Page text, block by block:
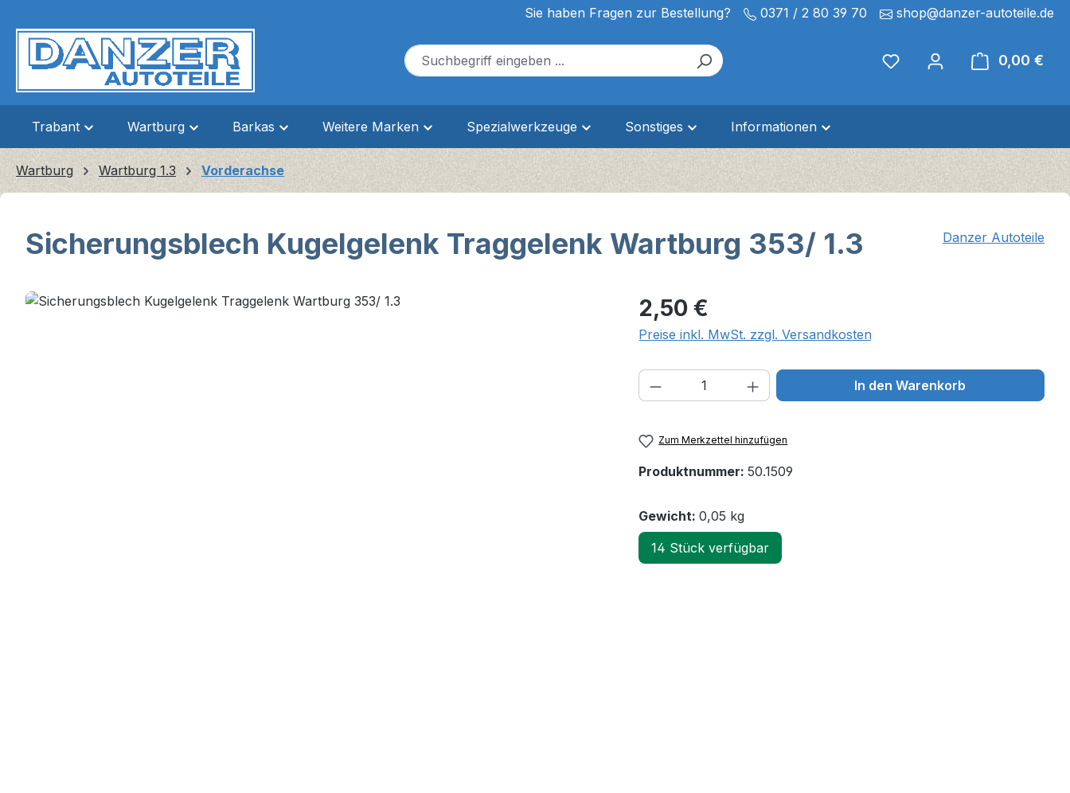
Sie haben Fragen zur Bestellung? 0371 / 2 80 39 70 shop@danzer-autoteile.de
0,00 €
Trabant Wartburg Barkas Weitere Marken Spezialwerkzeuge Sonstiges Informationen
Wartburg Wartburg 1.3 Vorderachse
Sicherungsblech Kugelgelenk Traggelenk Wartburg 353/ 1.3 Danzer Autoteile
Bildergalerie überspringen Regulärer Preis:
2,50 €
Preise inkl. MwSt. zzgl. Versandkosten
Produkt Anzahl: Gib den gewünschten Wert
In den Warenkorb
Zum Merkzettel hinzufügen
Produktnummer: 50.1509
Gewicht: 0,05 kg
14 Stück verfügbar